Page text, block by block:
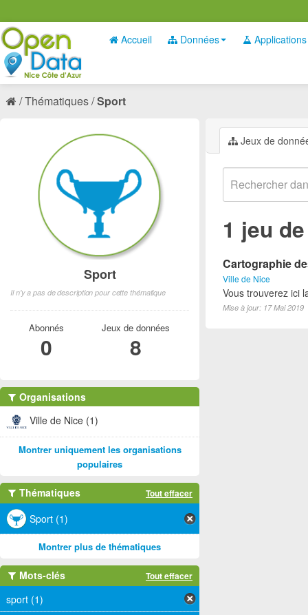
Accueil Données Applications
Thématiques Sport
Jeux de
1 jeu
Cartographie
Ville de Nice
Vous trouverez ici
Mise à jour: 17 Mai 2019
Sport
Il n'y a pas de description pour cette thématique
Abonnés
0
Jeux de données
8
Organisations
Ville de Nice (1)
Montrer uniquement les organisations
populaires
Thématiques Tout effacer
Sport (1)
Montrer plus de thématiques
Mots-clés Tout effacer
sport (1)